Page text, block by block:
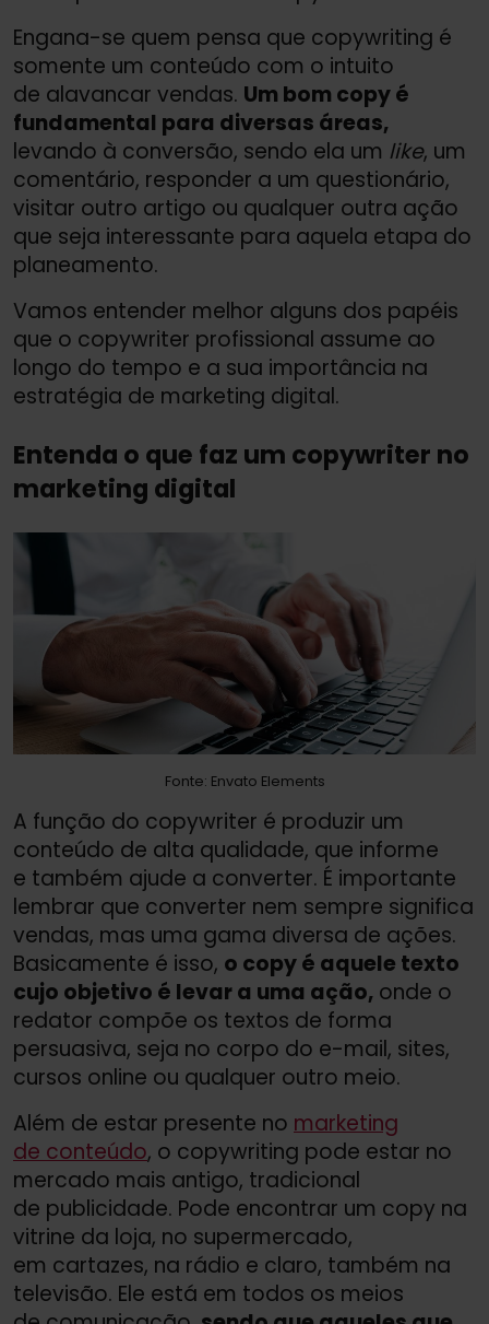
Engana-se quem pensa que copywriting é
somente um conteúdo com o intuito
de alavancar vendas. Um bom copy é
fundamental para diversas áreas,
levando à conversão, sendo ela um like, um
comentário, responder a um questionário,
visitar outro artigo ou qualquer outra ação
que seja interessante para aquela etapa do
planeamento.
Vamos entender melhor alguns dos papéis
que o copywriter profissional assume ao
longo do tempo e a sua importância na
estratégia de marketing digital.
Entenda o que faz um copywriter no
marketing digital
Fonte: Envato Elements
A função do copywriter é produzir um
conteúdo de alta qualidade, que informe
e também ajude a converter. É importante
lembrar que converter nem sempre significa
vendas, mas uma gama diversa de ações.
Basicamente é isso, o copy é aquele texto
cujo objetivo é levar a uma ação, onde o
redator compõe os textos de forma
persuasiva, seja no corpo do e-mail, sites,
cursos online ou qualquer outro meio.
Além de estar presente no marketing
de conteúdo, o copywriting pode estar no
mercado mais antigo, tradicional
de publicidade. Pode encontrar um copy na
vitrine da loja, no supermercado,
em cartazes, na rádio e claro, também na
televisão. Ele está em todos os meios